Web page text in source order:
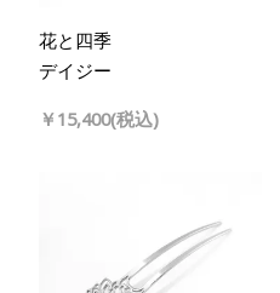
花と四季
デイジー
￥15,400(税込)